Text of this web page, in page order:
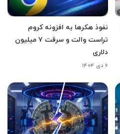
نفوذ هکرها به افزونه کروم
تراست والت و سرقت ۷ میلیون
دلاری
۶ دی ۱۴۰۴